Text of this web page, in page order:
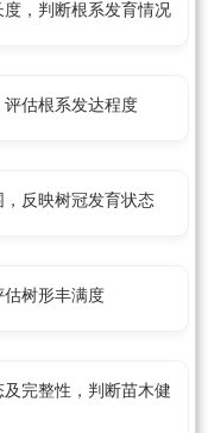
，判断根系发育情况
估根系发达程度
反映树冠发育状态
树形丰满度
完整性，判断苗木健